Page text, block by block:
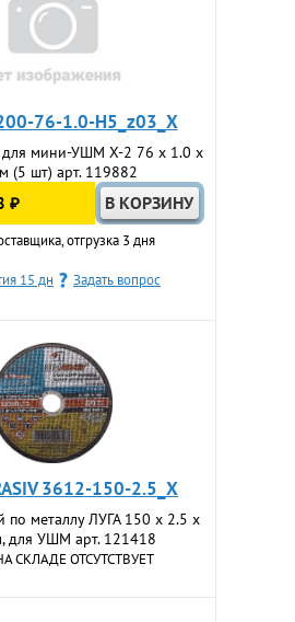
76-1.0-H5_z03_X
для мини-УШМ Х-2 76 х 1.0 х
(5 шт) арт. 119882
₽
отгрузка 3 дня
15 дн Задать вопрос
3612-150-2.5_X
по металлу ЛУГА 150 x 2.5 x
для УШМ арт. 121418
СКЛАДЕ ОТСУТСТВУЕТ